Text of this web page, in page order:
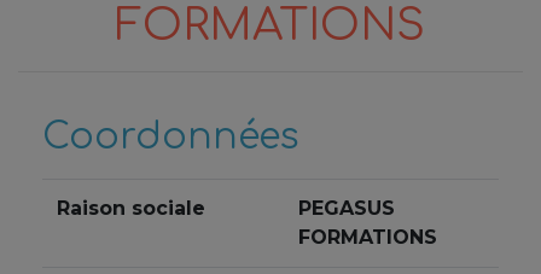
FORMATIONS
Coordonnées
Raison sociale
PEGASUS
FORMATIONS